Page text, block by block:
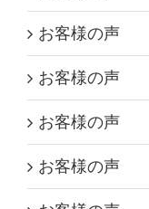
お客様の声
お客様の声
お客様の声
お客様の声